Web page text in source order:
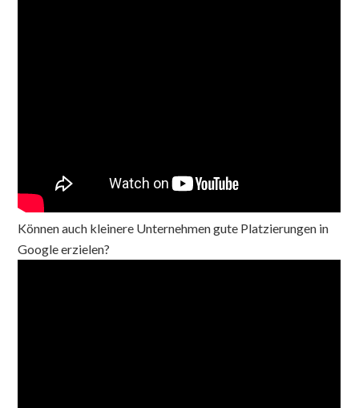
Können auch kleinere Unternehmen gute Platzierungen in
Google erzielen?